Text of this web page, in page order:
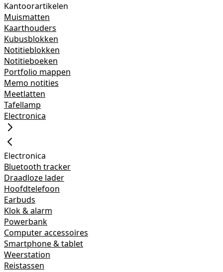
Kantoorartikelen
Muismatten
Kaarthouders
Kubusblokken
Notitieblokken
Notitieboeken
Portfolio mappen
Memo notities
Meetlatten
Tafellamp
Electronica
Electronica
Bluetooth tracker
Draadloze lader
Hoofdtelefoon
Earbuds
Klok & alarm
Powerbank
Computer accessoires
Smartphone & tablet
Weerstation
Reistassen